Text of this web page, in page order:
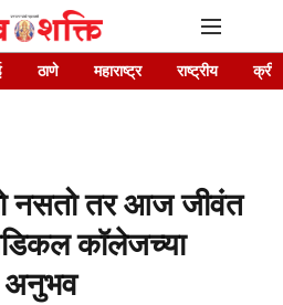
ठाणे महाराष्ट्र राष्ट्रीय
नसतो तर आज जीवंत
कॉलेजच्या
अनुभव